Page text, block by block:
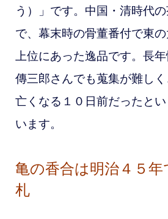
う）」です。中国・清時代
で、幕末時の骨董番付で東
上位にあった逸品です。長
傳三郎さんでも蒐集が難し
亡くなる１０日前だったと
います。
亀の香合は明治４５年
札